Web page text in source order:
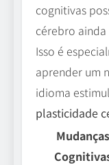
cognitivas
cérebro
Isso é
aprender um
idioma
plasticidade
Mudanças